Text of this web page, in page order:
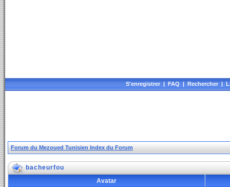
S'enregistrer|FAQ|Rechercher|
Forum du Mezoued Tunisien Index du Forum
bacheurfou
Avatar